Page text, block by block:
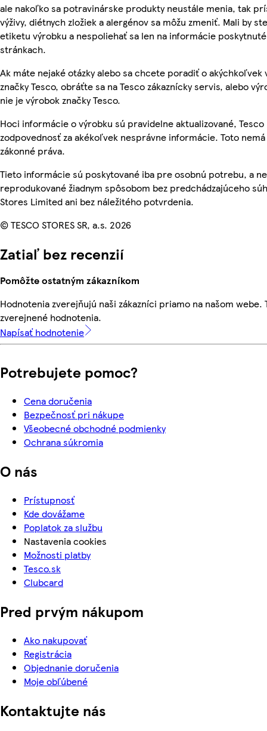
ale nakoľko sa potravinárske produkty neustále menia, tak
výživy, diétnych zložiek a alergénov sa môžu zmeniť. Mali by
etiketu výrobku a nespoliehať sa len na informácie
stránkach.
Ak máte nejaké otázky alebo sa chcete poradiť o akýchkoľvek
značky Tesco, obráťte sa na Tesco zákaznícky servis, alebo
nie je výrobok značky Tesco.
Hoci informácie o výrobku sú pravidelne aktualizované, Tesco
zodpovednosť za akékoľvek nesprávne informácie. Toto nemá
zákonné práva.
Tieto informácie sú poskytované iba pre osobnú potrebu, a
reprodukované žiadnym spôsobom bez predchádzajúceho
Stores Limited ani bez náležitého potvrdenia.
© TESCO STORES SR, a.s. 2026
Zatiaľ bez recenzií
Pomôžte ostatným zákazníkom
Hodnotenia zverejňujú naši zákazníci priamo na našom webe.
zverejnené hodnotenia.
Napísať hodnotenie
Potrebujete pomoc?
Cena doručenia
Bezpečnosť pri nákupe
Všeobecné obchodné podmienky
Ochrana súkromia
O nás
Prístupnosť
Kde dovážame
Poplatok za službu
Nastavenia cookies
Možnosti platby
Tesco.sk
Clubcard
Pred prvým nákupom
Ako nakupovať
Registrácia
Objednanie doručenia
Moje obľúbené
Kontaktujte nás